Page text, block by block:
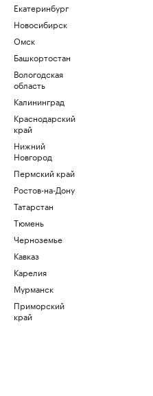
Екатеринбург
Новосибирск
Омск
Башкортостан
Вологодская
область
Калининград
Краснодарский
край
Нижний
Новгород
Пермский край
Ростов-на-Дону
Татарстан
Тюмень
Черноземье
Кавказ
Карелия
Мурманск
Приморский
край